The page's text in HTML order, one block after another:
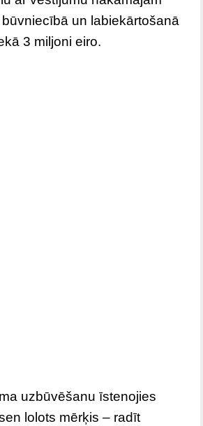
un labiekārtošanā
3 miljoni eiro.
uzbūvēšanu īstenojies
lolots mērķis – radīt